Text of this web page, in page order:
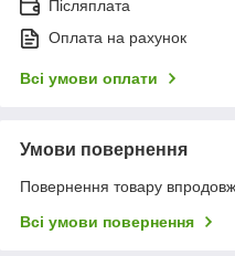
Післяплата
Оплата на рахунок
Всі умови оплати
Умови повернення
Повернення товару
Всі умови повернення